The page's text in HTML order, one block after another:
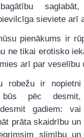
sieviete arī
pienākums ir
ne tikai erotisko
arī par veselību
robežu ir nopietni
pēc desmit,
gadiem: vai
prāta skaidrību un
slimību un